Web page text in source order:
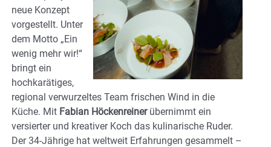
neue Konzept
vorgestellt. Unter
dem Motto „Ein
wenig mehr wir!“
bringt ein
hochkarätiges,
regional verwurzeltes Team frischen Wind in die
Küche. Mit Fabian Höckenreinerübernimmt ein
versierter und kreativer Koch das kulinarische Ruder.
Der 34-Jährige hat weltweit Erfahrungen gesammelt –